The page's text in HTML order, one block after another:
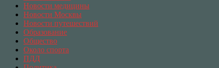
Новости медицины
Новости Москвы
Новости путешествий
Образование
Общество
Около спорта
ПДД